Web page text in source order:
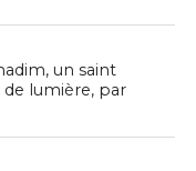
un saint
lumière, par